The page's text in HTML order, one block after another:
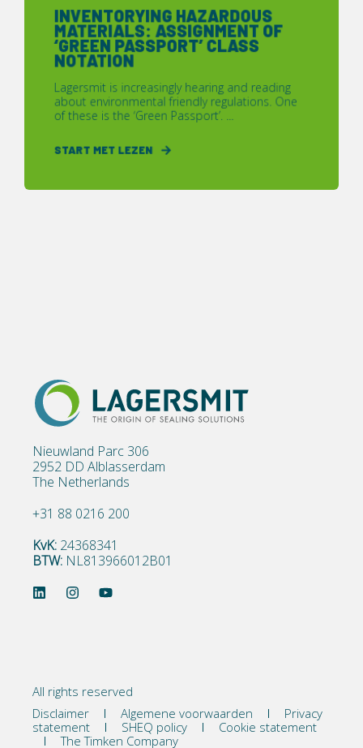
INVENTORYING HAZARDOUS
MATERIALS: ASSIGNMENT OF
‘GREEN PASSPORT’ CLASS
NOTATION
Lagersmit is increasingly hearing and reading
about environmental friendly regulations. One
of these is the ‘Green Passport’. ...
START MET LEZEN
Nieuwland Parc 306
2952 DD Alblasserdam
The Netherlands
+31 88 0216 200
KvK: 24368341
BTW: NL813966012B01
All rights reserved
Disclaimer
Algemene voorwaarden
Privacy
statement
SHEQ policy
Cookie statement
The Timken Company